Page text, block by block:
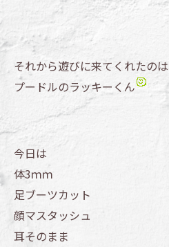
それから遊びに来てくれたのは
プードルのラッキーくん
今日は
体3ｍｍ
足ブーツカット
顔マスタッシュ
耳そのまま